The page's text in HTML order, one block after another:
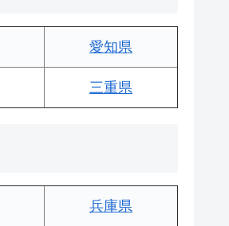
愛知県
三重県
兵庫県